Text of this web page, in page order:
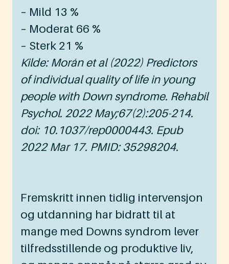
– Mild 13 %
– Moderat 66 %
– Sterk 21 %
Kilde: Morán et al (2022) Predictors
of individual quality of life in young
people with Down syndrome. Rehabil
Psychol. 2022 May;67(2):205-214.
doi: 10.1037/rep0000443. Epub
2022 Mar 17. PMID: 35298204.
Fremskritt innen tidlig intervensjon
og utdanning har bidratt til at
mange med Downs syndrom lever
tilfredsstillende og produktive liv,